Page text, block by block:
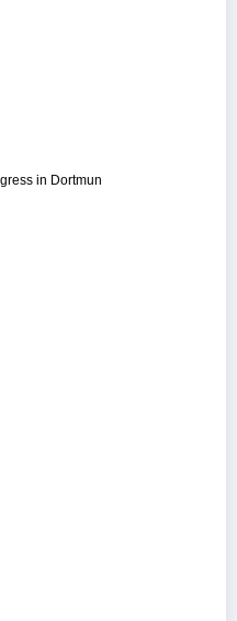
in Dortmun